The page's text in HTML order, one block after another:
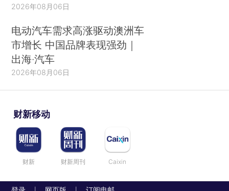
2026年08月06日
电动汽车需求高涨驱动澳洲车
市增长 中国品牌表现强劲｜
出海·汽车
2026年08月06日
财新移动
财新 财新周刊 Caixin